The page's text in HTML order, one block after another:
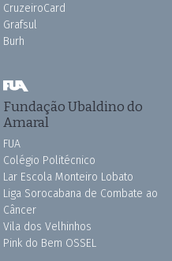
CruzeiroCard
Grafsul
Burh
Fundação Ubaldino do
Amaral
FUA
Colégio Politécnico
Lar Escola Monteiro Lobato
Liga Sorocabana de Combate ao
Câncer
Vila dos Velhinhos
Pink do Bem OSSEL